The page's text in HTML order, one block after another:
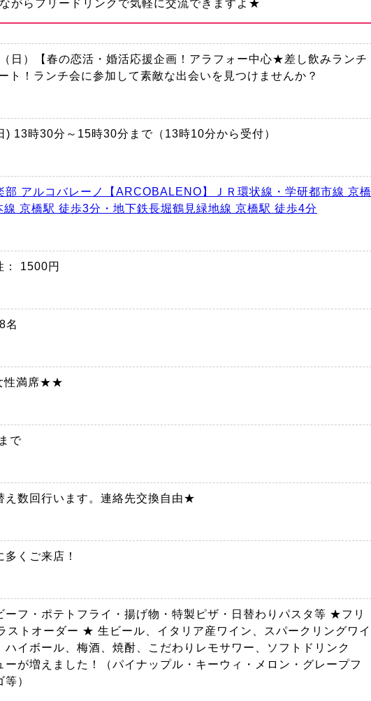
がらフリードリンクで気軽に交流できますよ★
日）【春の恋活・婚活応援企画！アラフォー中心★差し飲みランチ
ト！ランチ会に参加して素敵な出会いを見つけませんか？
13時30分～15時30分まで（13時10分から受付）
部 アルコバレーノ【ARCOBALENO】ＪＲ環状線・学研都市線 京橋
京橋駅 徒歩3分・地下鉄長堀鶴見緑地線 京橋駅 徒歩4分
： 1500円
名
性満席★★
で
数回行います。連絡先交換自由★
くご来店！
ーフ・ポテトフライ・揚げ物・特製ピザ・日替わりパスタ等 ★フリ
トオーダー ★ 生ビール、イタリア産ワイン、スパークリングワイ
ハイボール、梅酒、焼酎、こだわりレモサワー、ソフトドリンク
が増えました！（パイナップル・キーウィ・メロン・グレープフ
）